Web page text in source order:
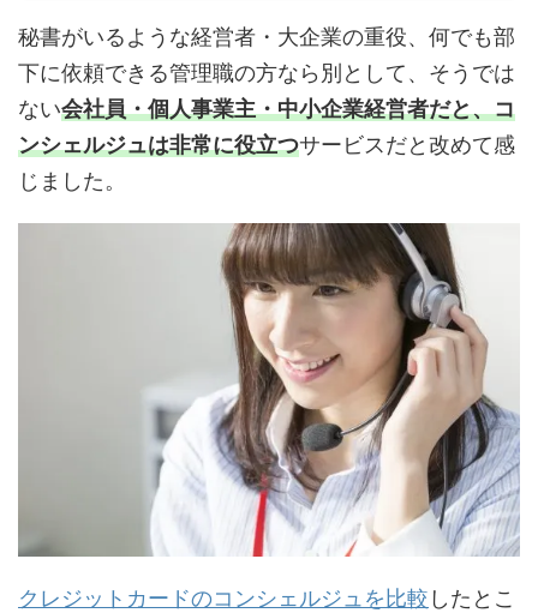
秘書がいるような経営者・大企業の重役、何でも部
下に依頼できる管理職の方なら別として、そうでは
ない会社員・個人事業主・中小企業経営者だと、コ
ンシェルジュは非常に役立つサービスだと改めて感
じました。
クレジットカードのコンシェルジュを比較 したとこ